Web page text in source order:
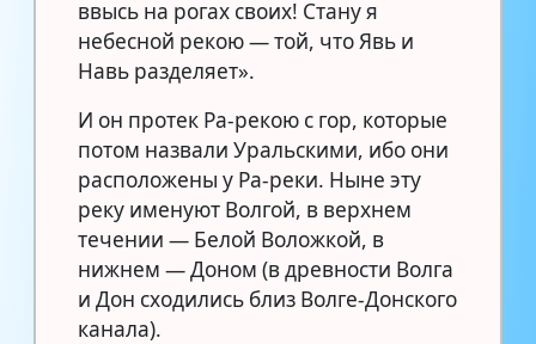
ввысь на рогах своих! Стану я
небесной рекою — той, что Явь и
Навь разделяет».
И он протек Ра-рекою с гор, которые
потом назвали Уральскими, ибо они
расположены у Ра-реки. Ныне эту
реку именуют Волгой, в верхнем
течении — Белой Воложкой, в
нижнем — Доном (в древности Волга
и Дон сходились близ Волге-Донского
канала).